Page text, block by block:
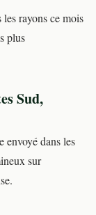
rayons ce mois
plus
Sud,
envoyé dans les
sur